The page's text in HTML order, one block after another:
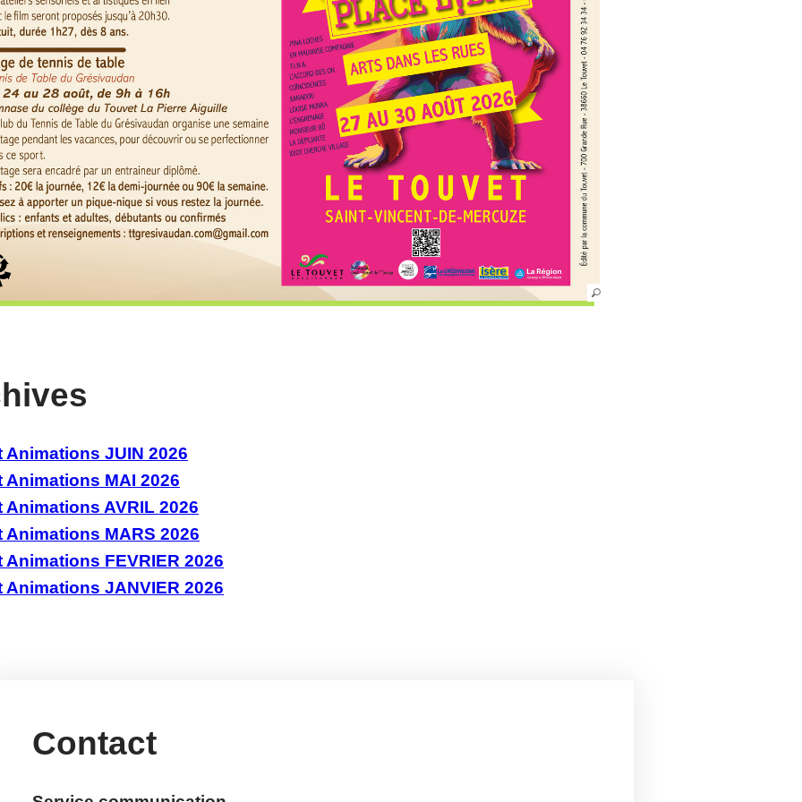
Animations JUIN 2026
Animations MAI 2026
Animations AVRIL 2026
Animations MARS 2026
Animations FEVRIER 2026
Animations JANVIER 2026
Contact